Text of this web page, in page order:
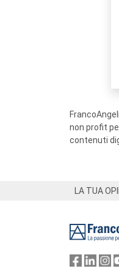
non profit
contenuti
LA TUA